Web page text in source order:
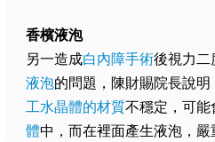
香檳液泡
另一造成白內障手術後視力二
液泡的問題，陳財賜院長說明
工水晶體的材質不穩定，可
體中，而在裡面產生液泡，